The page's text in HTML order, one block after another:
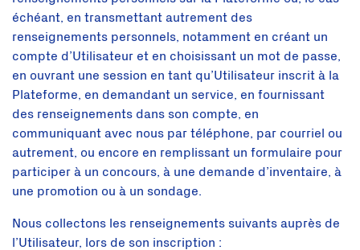
échéant, en transmettant autrement des
renseignements personnels, notamment en créant un
compte d’Utilisateur et en choisissant un mot de passe,
en ouvrant une session en tant qu’Utilisateur inscrit à la
Plateforme, en demandant un service, en fournissant
des renseignements dans son compte, en
communiquant avec nous par téléphone, par courriel ou
autrement, ou encore en remplissant un formulaire pour
participer à un concours, à une demande d’inventaire, à
une promotion ou à un sondage.
Nous collectons les renseignements suivants auprès de
l’Utilisateur, lors de son inscription :